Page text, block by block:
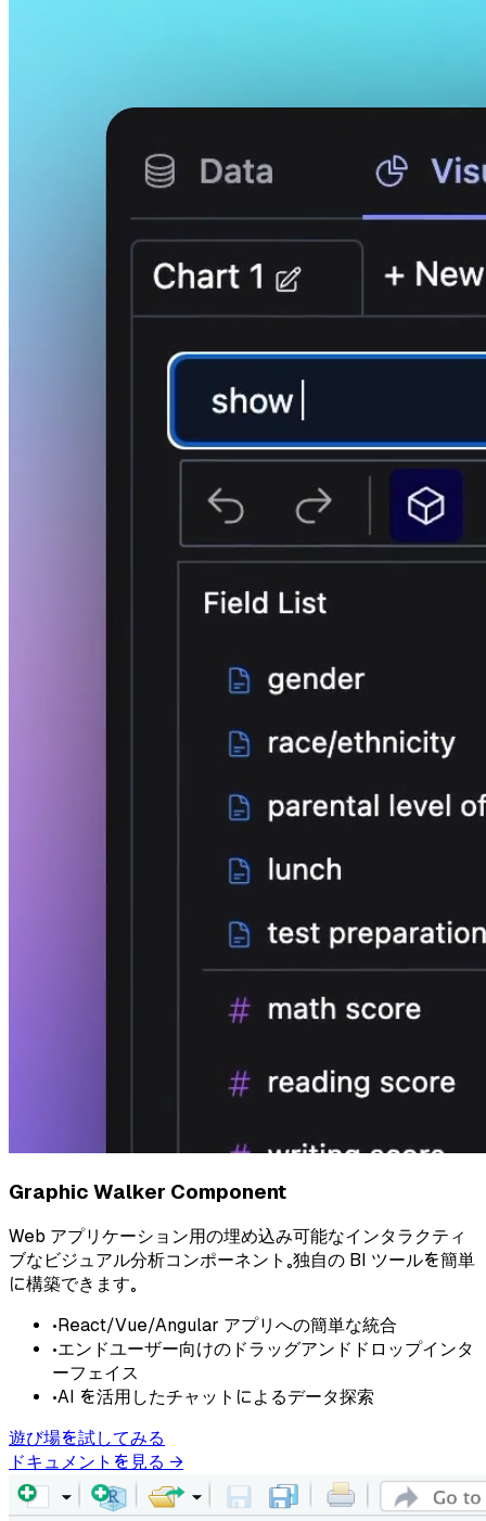
Graphic Walker Component
Web アプリケーション用の埋め込み可能なインタラクティ
ブなビジュアル分析コンポーネント。独自の BI ツールを簡単
に構築できます。
•React/Vue/Angular アプリへの簡単な統合
•エンドユーザー向けのドラッグアンドドロップインタ
ーフェイス
•AI を活用したチャットによるデータ探索
遊び場を試してみる
ドキュメントを見る →